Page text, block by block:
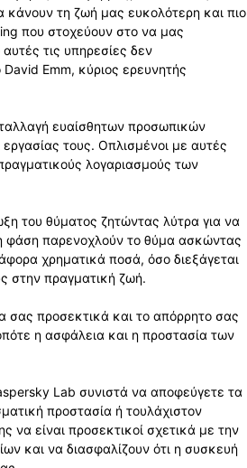
κάνουν τη ζωή μας ευκολότερη και πιο
που στοχεύουν στο να μας
τις υπηρεσίες δεν
Emm, κύριος ερευνητής
ευαίσθητων προσωπικών
τους. Οπλισμένοι με αυτές
λογαριασμούς των
του θύματος ζητώντας λύτρα για να
φάση παρενοχλούν το θύμα ασκώντας
χρηματικά ποσά, όσο διεξάγεται
στην πραγματική ζωή.
σας προσεκτικά και το απόρρητο σας
η ασφάλεια και η προστασία των
Lab συνιστά να αποφεύγετε τα
προστασία ή τουλάχιστον
να είναι προσεκτικοί σχετικά με την
και να διασφαλίζουν ότι η συσκευή